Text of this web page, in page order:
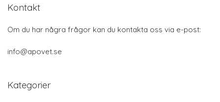
Kontakt
Om du har några frågor kan du kontakta oss via e-post:
info@apovet.se
Kategorier